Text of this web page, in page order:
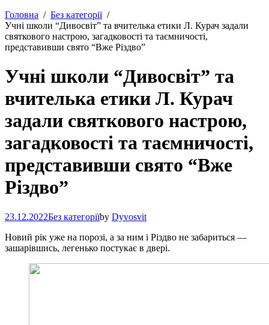
Головна
Без категорії
Учні школи “Дивосвіт” та вчителька етики Л. Курач задали
святкового настрою, загадковості та таємничості,
представивши свято “Вже Різдво”
Учні школи “Дивосвіт” та
вчителька етики Л. Курач
задали святкового настрою,
загадковості та таємничості,
представивши свято “Вже
Різдво”
23.12.2022Без категоріїby Dyvosvit
Новий рік уже на порозі, а за ним і Різдво не забариться —
зашарівшись, легенько постукає в двері.